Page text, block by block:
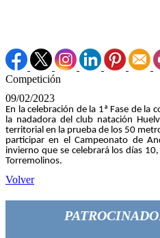
Competición
09/02/2023
En la celebración de la 1ª Fase de la
la nadadora del club natación
territorial en la prueba de los 50
participar en el Campeonato de
invierno que se celebrará los días
Torremolinos.
Volver